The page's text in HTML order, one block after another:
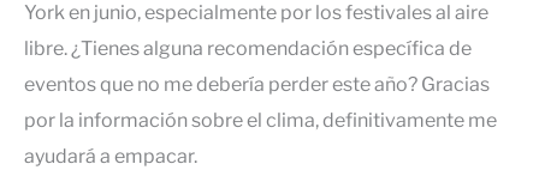
York en junio, especialmente por los festivales al aire
libre. ¿Tienes alguna recomendación específica de
eventos que no me debería perder este año? Gracias
por la información sobre el clima, definitivamente me
ayudará a empacar.